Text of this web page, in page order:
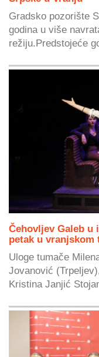
Gradsko pozorište
godina u više
režiju.Predstojeće
Čehovljev Galeb u
petak u vranjskom
Uloge tumače
Jovanović
Kristina Janjić